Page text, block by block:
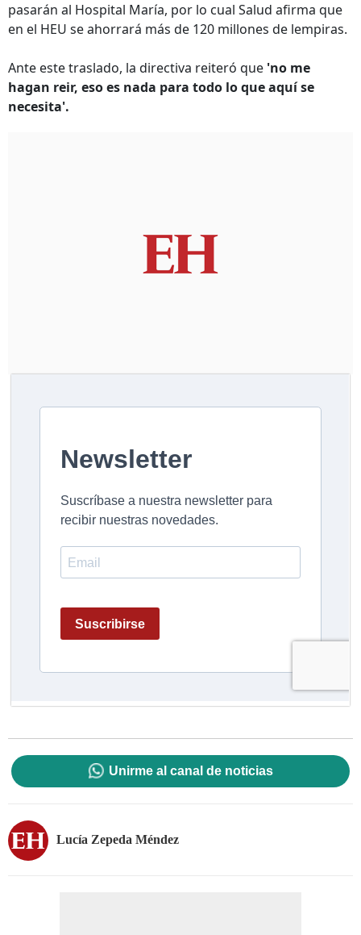
pasarán al Hospital María, por lo cual Salud afirma que
en el HEU se ahorrará más de 120 millones de lempiras.
Ante este traslado, la directiva reiteró que 'no me
hagan reir, eso es nada para todo lo que aquí se
necesita'.
Unirme al canal de noticias
Lucía Zepeda Méndez